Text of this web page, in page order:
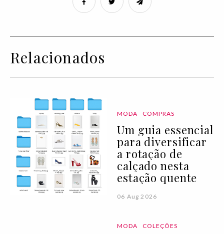
Relacionados
MODA COMPRAS
Um guia essencial
para diversificar
a rotação de
calçado nesta
estação quente
06 Aug 2026
MODA COLEÇÕES